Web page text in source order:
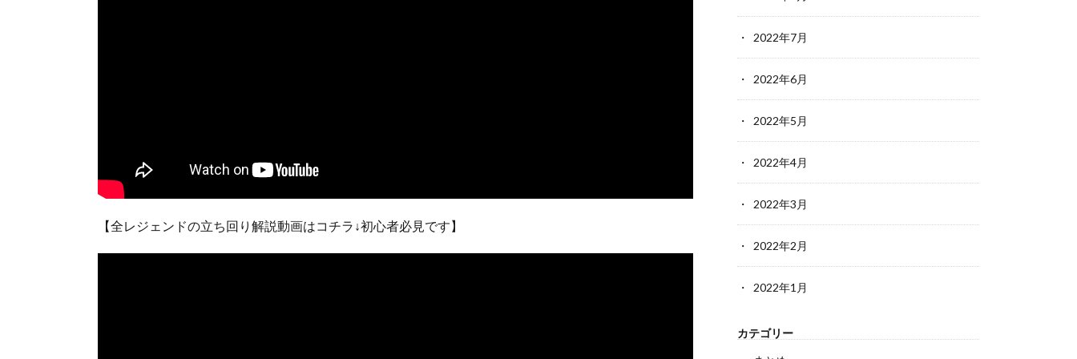
【全レジェンドの立ち回り解説動画はコチラ↓初心者必見です】
2022年7月
2022年6月
2022年5月
2022年4月
2022年3月
2022年2月
2022年1月
カテゴリー